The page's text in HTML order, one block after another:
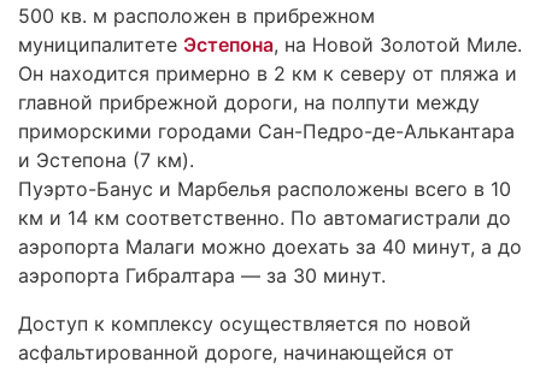
500 кв. м расположен в прибрежном
муниципалитете Эстепона, на Новой Золотой Миле.
Он находится примерно в 2 км к северу от пляжа и
главной прибрежной дороги, на полпути между
приморскими городами Сан-Педро-де-Алькантара
и Эстепона (7 км).
Пуэрто-Банус и Марбелья расположены всего в 10
км и 14 км соответственно. По автомагистрали до
аэропорта Малаги можно доехать за 40 минут, а до
аэропорта Гибралтара — за 30 минут.
Доступ к комплексу осуществляется по новой
асфальтированной дороге, начинающейся от